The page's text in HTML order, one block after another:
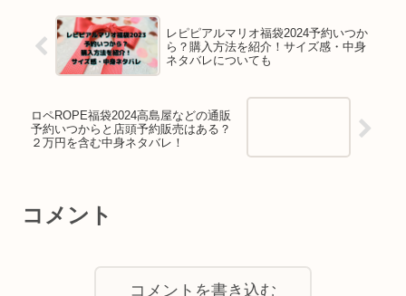
レピピアルマリオ福袋2024予約いつか
ら？購入方法を紹介！サイズ感・中身
ネタバレについても
ロペROPE福袋2024高島屋などの通販
予約いつからと店頭予約販売はある？
２万円を含む中身ネタバレ！
コメント
コメントを書き込む